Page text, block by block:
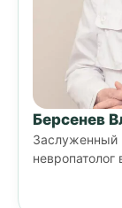
Берсенев
Заслуженный